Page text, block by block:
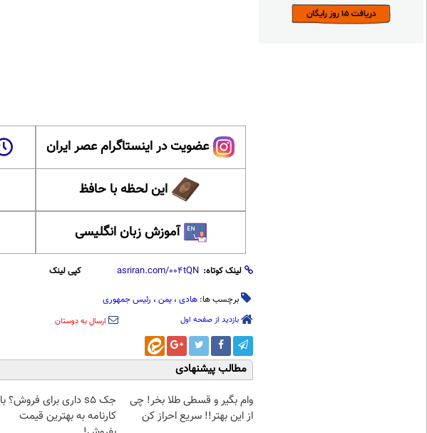
عضویت در اینستاگرام عصر ایران
این لحظه با حافظ
آموزش زبان انگلیسی
لینک کوتاه: کپی لینک
برچسب ها: هادی ، یمن ، رئیس جمهوری
بازدید از صفحه اول ارسال به دوستان
مطالب پیشنهادی
وام بگیر و قسطی طلا بخر! چی
از این بهتر!! سریع احراز کن
جک s5 داری برای فروش؟ با
کارنامه به بهترین قیمت